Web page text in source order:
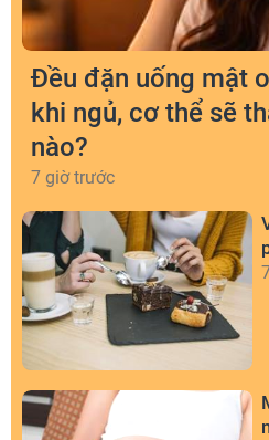
Đều đặn uống mật
khi ngủ, cơ thể sẽ
nào?
7 giờ trước